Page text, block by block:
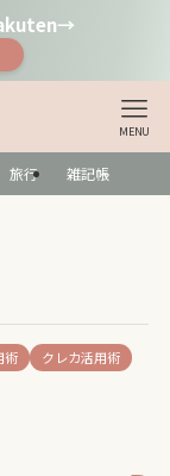
MENU
旅行 雑記帳
術
クレカ活用術